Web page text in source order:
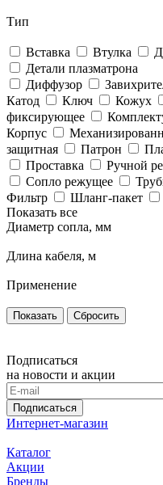
Тип
Вставка Втулка
Детали плазматрона
Диффузор
Катод
Ключ Кожух
фиксирующее
Корпус
защитная
Патрон
Проставка
Ручной
Сопло режущее
Фильтр
Шланг-пакет
Показать все
Диаметр сопла, мм
Длина кабеля, м
Применение
Сбросить
Подписаться
на новости и акции
Подписаться
Интернет-магазин
Каталог
Акции
Бренды